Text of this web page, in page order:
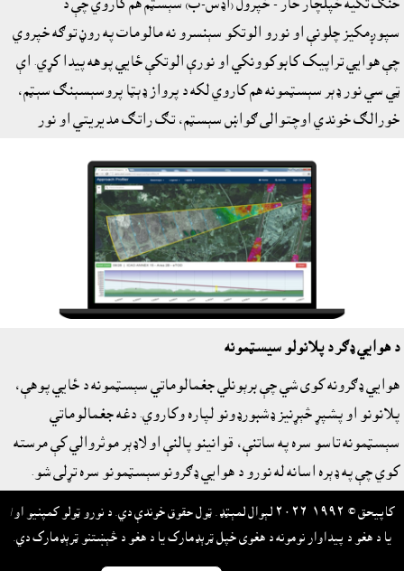
څنګ تکيه خپلچار څار - خپرول (اډس-ب) سېسټم هم کاروي چې د
سپوږمکيز چلونې او نورو الوتکو سېنسرو نه مالومات په روڼ توګه خپروي
چې هوايي تراپيک کابوکوونکي او نورې الوتکې ځايي پوهه پيدا کړي. اې
ټي سي نور ډېر سېسټمونه هم کاروي لکه د پرواز ډېټا پروسېسېنګ سېټم،
خورالګ خوندي اوچتوالى ګواښ سېسټم، تګ راتګ مديريتي او نور
د هوايي ډګر د پلانولو سيسټمونه
هوايي ډګرونه کوى شي چې برېونلي جغمالوماتي سېسټمونه د ځايي پوهې،
پلانونو او پشپړ څېړنيز ډشبورډونو لپاره وکاروي. دغه جغمالوماتي
سېسټمونه تاسو سره په ساتنې، قوانينو پالنې او لاډېر موثروالي کې مرسته
کوي چې په ډېره اسانه له نورو د هوايي ډګرونوسېسټمونو سره تړلى شو.
کاپيحق © ١٩٩٢-٢٠٢٦ لېوال لمېټډ. ټول حقوق خوندې دي. د نورو ټولو کمپنيو او/
يا د هغو د پيداوار نومونه د هغوى خپل ټرېډمارک يا د هغو د څېښتنو ټرېډمارک دي.